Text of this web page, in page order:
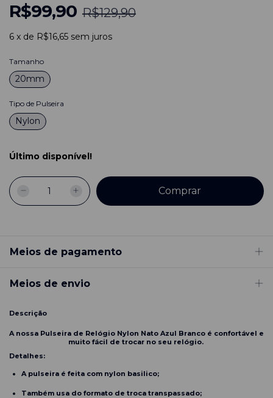
R$99,90 R$129,90
6 x de R$16,65 sem juros
Tamanho
20mm
Tipo de Pulseira
Nylon
Último disponível!
Meios de pagamento
Meios de envio
Descrição
A nossa Pulseira de Relógio Nylon Nato Azul Branco é confortável e
muito fácil de trocar no seu relógio.
Detalhes:
A pulseira é feita com nylon basilico;
Também usa do formato de troca transpassado;